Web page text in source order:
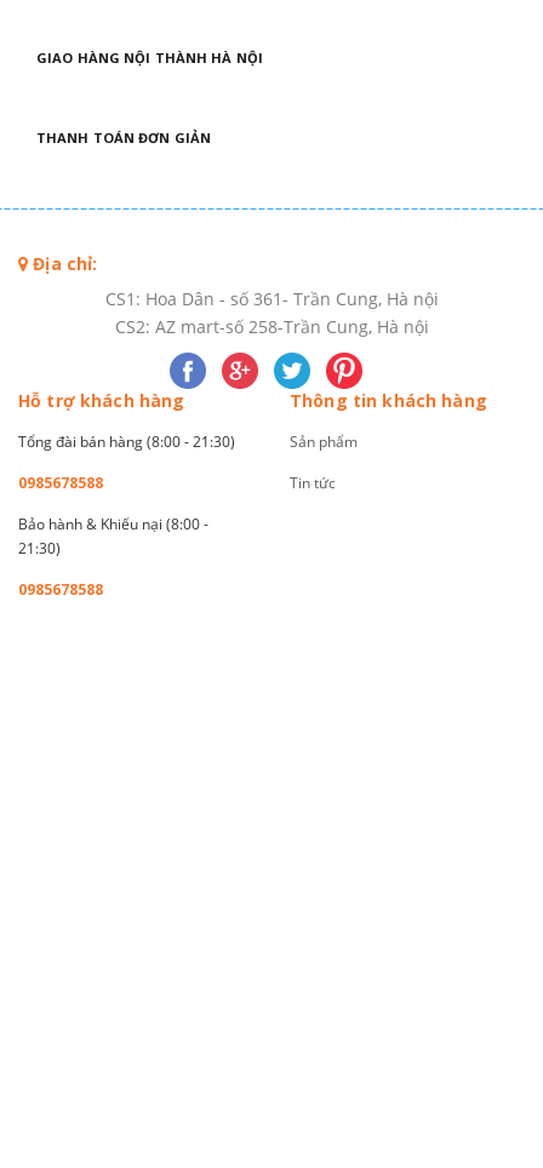
GIAO HÀNG NỘI THÀNH HÀ NỘI
THANH TOÁN ĐƠN GIẢN
Địa chỉ:
CS1: Hoa Dân - số 361- Trần Cung, Hà nội
CS2: AZ mart-số 258-Trần Cung, Hà nội
Hỗ trợ khách hàng
Tổng đài bán hàng (8:00 - 21:30)
0985678588
Bảo hành & Khiếu nại (8:00 -
21:30)
0985678588
Thông tin khách hàng
Sản phẩm
Tin tức